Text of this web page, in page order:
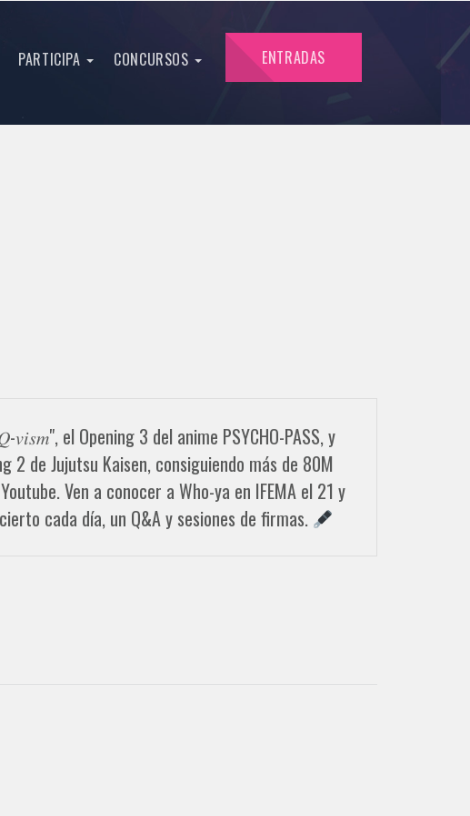
PARTICIPA CONCURSOS ENTRADAS
el Opening 3 del anime PSYCHO-PASS, y
de Jujutsu Kaisen, consiguiendo más de 80M
Ven a conocer a Who-ya en IFEMA el 21 y
cada día, un Q&A y sesiones de firmas.